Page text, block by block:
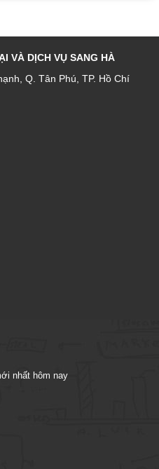
VÀ DỊCH VỤ SANG HÀ
Q. Tân Phú, TP. Hồ Chí
nhất hôm nay